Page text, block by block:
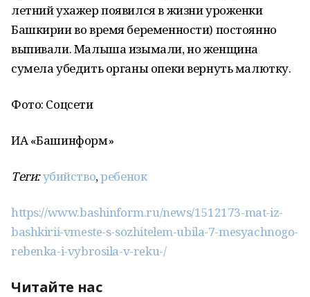
летний ухажер появился в жизни уроженки
Башкирии во время беременности) постоянно
выпивали. Малыша изымали, но женщина
сумела убедить органы опеки вернуть малютку.
Фото: Соцсети
ИА «Башинформ»
Теги:убийство,ребенок
https://www.bashinform.ru/news/1512173-mat-iz-
bashkirii-vmeste-s-sozhitelem-ubila-7-mesyachnogo-
rebenka-i-vybrosila-v-reku-/
Читайте нас